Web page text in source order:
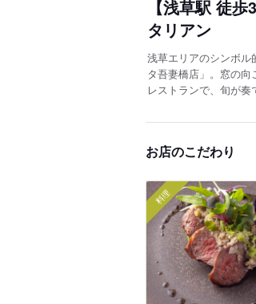
【浅草駅 徒
タリアン
浅草エリアのシンボル
タ吾妻橋店」。窓の
レストランで、旬が奏
お店のこだわり
料理